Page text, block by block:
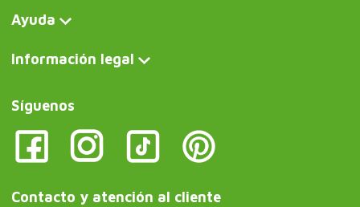
Ayuda
Información legal
Síguenos
Contacto y atención al cliente